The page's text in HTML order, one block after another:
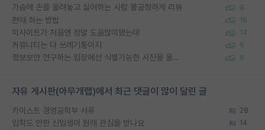
가슴에 손을 올려놓고 싫어하는 사람 불공정하게 리뷰 9
편애 하는 방법 16
이사이트가 처음엔 정말 도움많이됐는데 14
커뮤니티는 다 쓰레기통이지 6
정보보안 연구하는 입장에선 식별가능한 사진을 올리는건 비추이긴함 6
자유 게시판(아무개랩)에서 최근 댓글이 많이 달린 글
카이스트 경영공학부 서류 28
입학도 안한 신입생이 원래 관심을 받나요 14